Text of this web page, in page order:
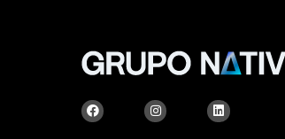
F
a
I
n
L
i